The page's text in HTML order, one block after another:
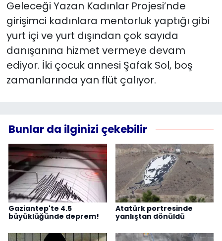
Geleceği Yazan Kadınlar Projesi’nde
girişimci kadınlara mentorluk yaptığı gibi
yurt içi ve yurt dışından çok sayıda
danışanına hizmet vermeye devam
ediyor. İki çocuk annesi Şafak Sol, boş
zamanlarında yan flüt çalıyor.
Bunlar da ilginizi çekebilir
Gaziantep'te 4.5
büyüklüğünde deprem!
Atatürk portresinde
yanlıştan dönüldü